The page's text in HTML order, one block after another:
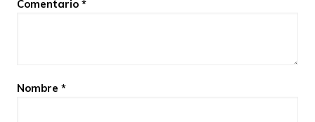
Comentario *
Nombre *